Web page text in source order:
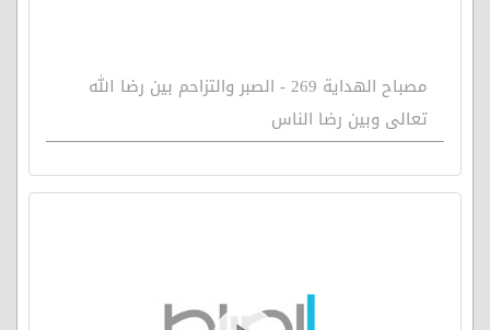
مصباح الهداية 269 - الصبر والتزاحم بين رضا الله
تعالى وبين رضا الناس